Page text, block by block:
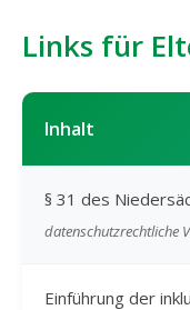
Links für
Inhalt
§ 31 des
datenschutzrechtliche
Einführung der